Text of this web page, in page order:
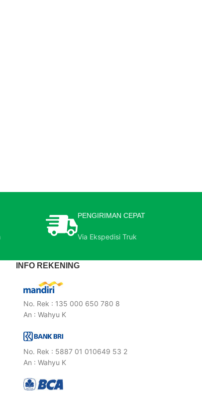
PENGIRIMAN CEPAT
Via Ekspedisi Truk
INFO REKENING
No. Rek : 135 000 650 780 8
An : Wahyu K
No. Rek : 5887 01 010649 53 2
An : Wahyu K